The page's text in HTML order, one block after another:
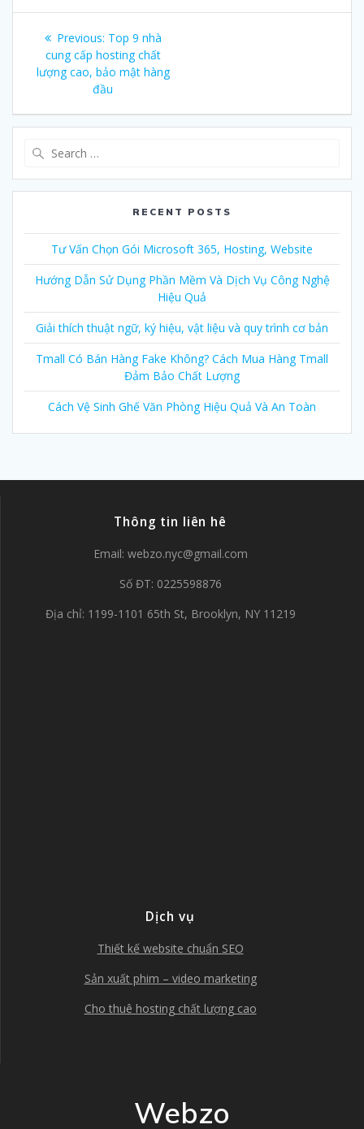
Post
navigation
Previous: Previous
post:
Top 9 nhà
cung cấp hosting chất
lượng cao, bảo mật hàng
đầu
RECENT POSTS
Tư Vấn Chọn Gói Microsoft 365, Hosting, Website
Hướng Dẫn Sử Dụng Phần Mềm Và Dịch Vụ Công Nghệ
Hiệu Quả
Giải thích thuật ngữ, ký hiệu, vật liệu và quy trình cơ bản
Tmall Có Bán Hàng Fake Không? Cách Mua Hàng Tmall
Đảm Bảo Chất Lượng
Cách Vệ Sinh Ghế Văn Phòng Hiệu Quả Và An Toàn
Thông tin liên hê
Email: webzo.nyc@gmail.com
Số ĐT: 0225598876
Địa chỉ: 1199-1101 65th St, Brooklyn, NY 11219
Dịch vụ
Thiết kế website chuẩn SEO
Sản xuất phim – video marketing
Cho thuê hosting chất lượng cao
Webzo